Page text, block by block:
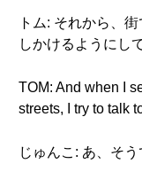
トム: それから、
しかけるようにし
TOM: And when I
streets, I try to talk
じゅんこ: あ、そう